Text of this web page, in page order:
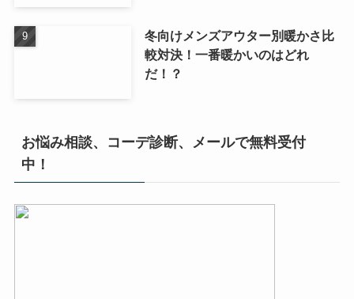
冬向けメンズアウター別暖かさ比
較対決！一番暖かいのはどれ
だ！？
お悩み相談、コーデ診断、メールで無料受付
中！